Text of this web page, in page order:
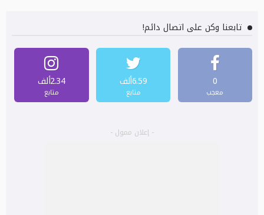
تابعنا وكن على اتصال دائم!
0
معجب
6.59ألف
متابع
2.34ألف
متابع
- إعلان ممول -